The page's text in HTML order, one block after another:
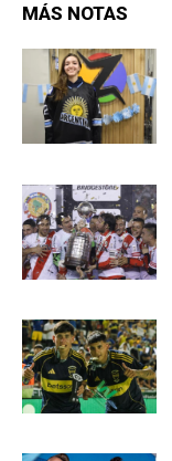
MÁS NOTAS